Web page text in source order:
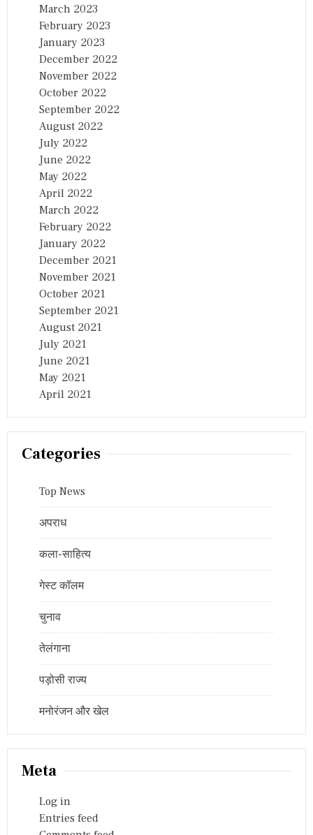
March 2023
February 2023
January 2023
December 2022
November 2022
October 2022
September 2022
August 2022
July 2022
June 2022
May 2022
April 2022
March 2022
February 2022
January 2022
December 2021
November 2021
October 2021
September 2021
August 2021
July 2021
June 2021
May 2021
April 2021
Categories
Top News
अपराध
कला-साहित्य
गेस्ट कॉलम
चुनाव
तेलंगाना
पड़ोसी राज्य
मनोरंजन और खेल
Meta
Log in
Entries feed